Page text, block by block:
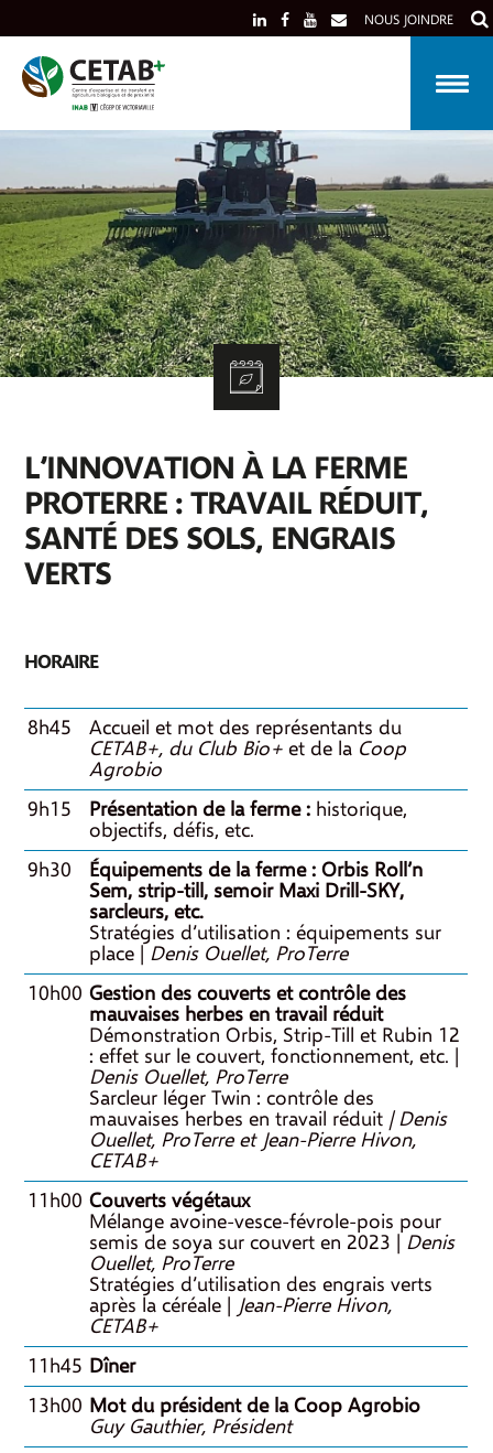
to
content
NOUS JOINDRE
L’INNOVATION À LA FERME
PROTERRE : TRAVAIL RÉDUIT,
SANTÉ DES SOLS, ENGRAIS
VERTS
HORAIRE
8h45
Accueil et mot des représentants du
CETAB+, du Club Bio+ et de la Coop
Agrobio
9h15
Présentation de la ferme : historique,
objectifs, défis, etc.
9h30
Équipements de la ferme : Orbis Roll’n
Sem, strip-till, semoir Maxi Drill-SKY,
sarcleurs, etc.
Stratégies d’utilisation : équipements sur
place | Denis Ouellet, ProTerre
10h00 Gestion des couverts et contrôle des
mauvaises herbes en travail réduit
Démonstration Orbis, Strip-Till et Rubin 12
: effet sur le couvert, fonctionnement, etc. |
Denis Ouellet, ProTerre
Sarcleur léger Twin : contrôle des
mauvaises herbes en travail réduit | Denis
Ouellet, ProTerre et Jean-Pierre Hivon,
CETAB+
11h00 Couverts végétaux
Mélange avoine-vesce-févrole-pois pour
semis de soya sur couvert en 2023 | Denis
Ouellet, ProTerre
Stratégies d’utilisation des engrais verts
après la céréale | Jean-Pierre Hivon,
CETAB+
11h45 Dîner
13h00 Mot du président de la Coop Agrobio
Guy Gauthier, Président